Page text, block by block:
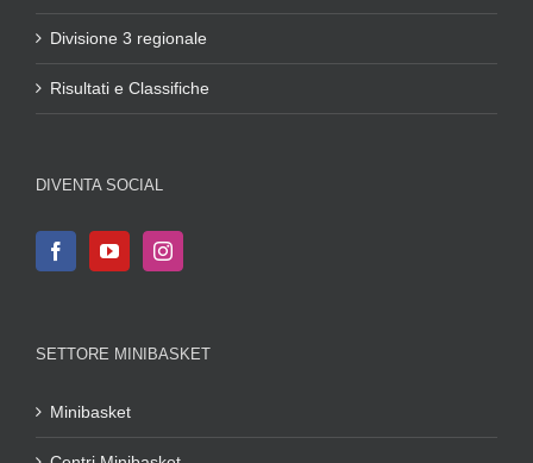
Divisione 3 regionale
Risultati e Classifiche
DIVENTA SOCIAL
SETTORE MINIBASKET
Minibasket